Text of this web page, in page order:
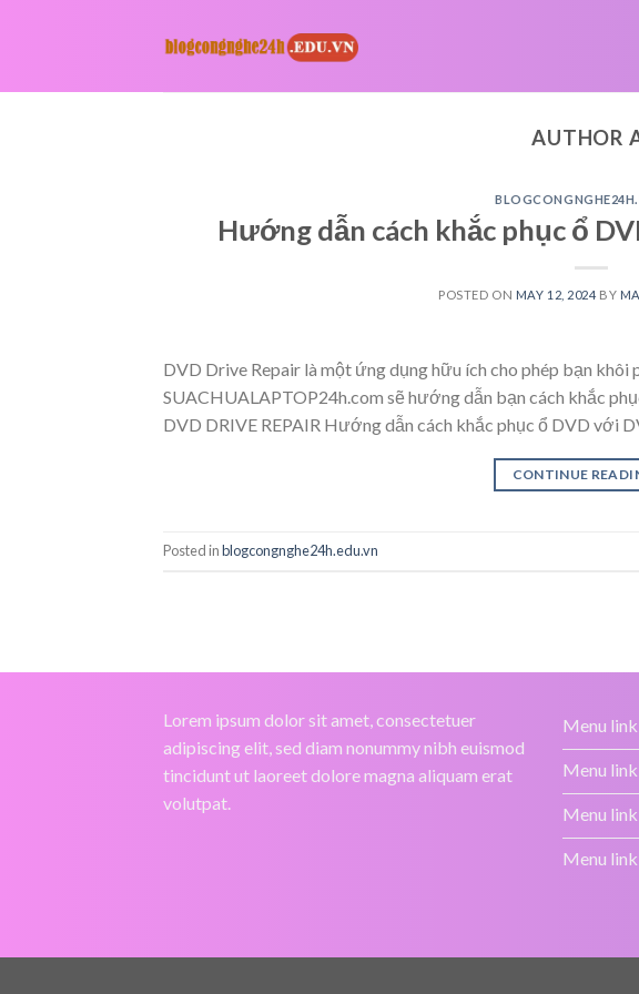
AUTHOR
Hướng dẫn cách khắc phục ổ
POSTED ON MAY 12, 2024 BY
DVD Drive Repair là một ứng dụng hữu ích cho phép bạn
SUACHUALAPTOP24h.com sẽ hướng dẫn bạn cách khắc
DVD DRIVE REPAIR Hướng dẫn cách khắc phục ổ DVD với
CONTINUE
Posted inblogcongnghe24h.edu.vn
Lorem ipsum dolor sit amet, consectetuer
adipiscing elit, sed diam nonummy nibh euismod
tincidunt ut laoreet dolore magna aliquam erat
volutpat.
Menu link
Menu
Menu
Menu